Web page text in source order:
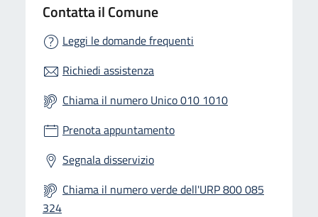
Contatta il Comune
Leggi le domande frequenti
Richiedi assistenza
Chiama il numero Unico 010 1010
Prenota appuntamento
Segnala disservizio
Chiama il numero verde dell'URP 800 085
324